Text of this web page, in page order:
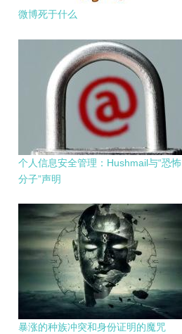
微博死于什么
个人信息安全管理：Hushmail与“恐怖
分子”声明
暴涨的种族冲突和身份证明的魔咒